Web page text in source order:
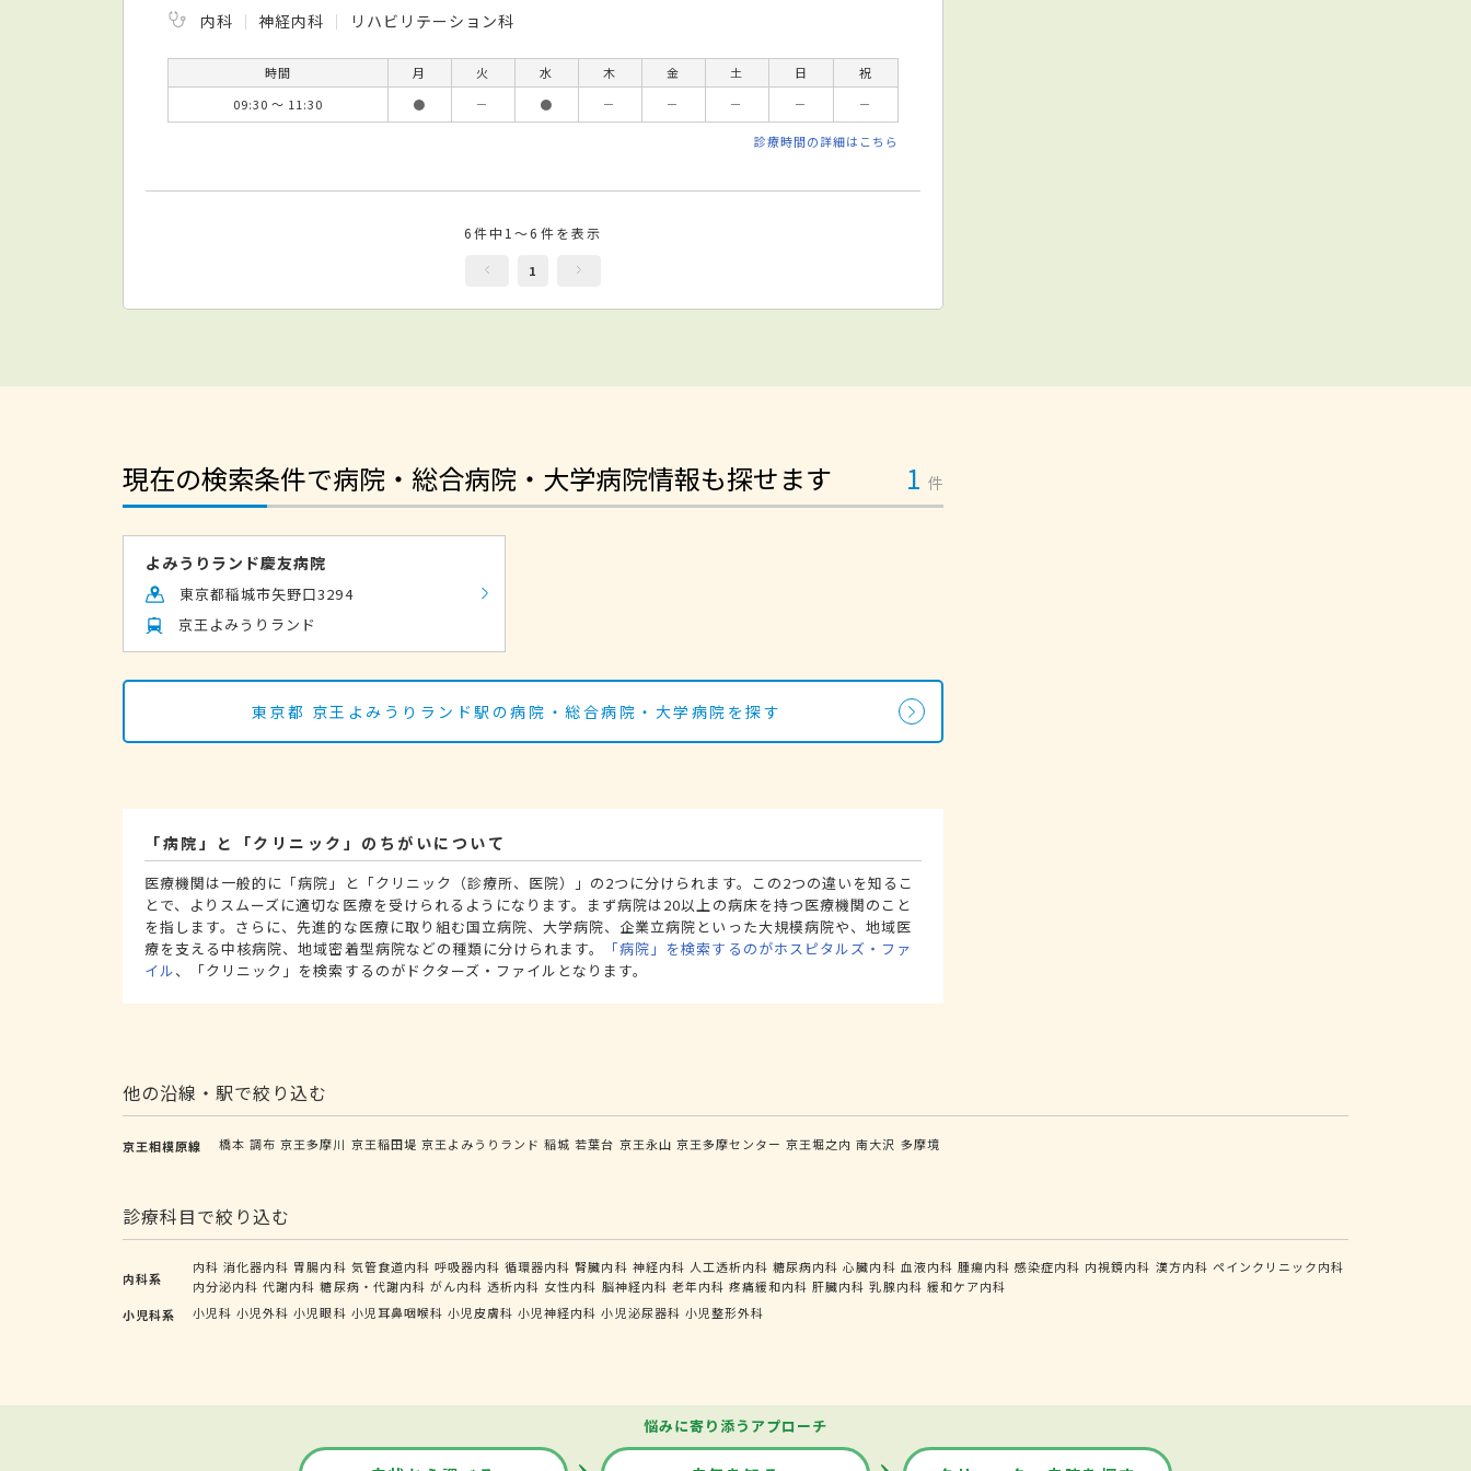
内科
神経内科 リハビリテーション科
時間 月 火 水 木 金 土 日
祝
09:30 ～ 11:30
● － ● － － － － －
診療時間の詳細はこちら
6件中1～6件を表示
1
現在の検索条件で病院・総合病院・大学病院情報も探せます 1 件
よみうりランド慶友病院
東京都稲城市矢野口3294
京王よみうりランド
東京都 京王よみうりランド駅の病院・総合病院・大学病院を探す
「病院」と「クリニック」のちがいについて
医療機関は一般的に「病院」と「クリニック（診療所、医院）」の2つに分けられます。この2つの違いを知るこ
とで、よりスムーズに適切な医療を受けられるようになります。まず病院は20以上の病床を持つ医療機関のこと
を指します。さらに、先進的な医療に取り組む国立病院、大学病院、企業立病院といった大規模病院や、地域医
療を支える中核病院、地域密着型病院などの種類に分けられます。
「病院」を検索するのがホスピタルズ・ファ
イル、「クリニック」を検索するのがドクターズ・ファイルとなります。
他の沿線・駅で絞り込む
京王相模原線 橋本 調布 京王多摩川 京王稲田堤 京王よみうりランド 稲城 若葉台 京王永山 京王多摩センター 京王堀之内 南大沢 多摩境
診療科目で絞り込む
内科系
内科 消化器内科 胃腸内科 気管食道内科 呼吸器内科 循環器内科 腎臓内科 神経内科 人工透析内科 糖尿病内科 心臓内科 血液内科 腫瘍内科 感染症内科 内視鏡内科 漢方内科 ペインクリニック内科
内分泌内科 代謝内科 糖尿病・代謝内科 がん内科 透析内科 女性内科 脳神経内科 老年内科 疼痛緩和内科 肝臓内科 乳腺内科 緩和ケア内科
小児科系
小児科 小児外科 小児眼科 小児耳鼻咽喉科 小児皮膚科 小児神経内科 小児泌尿器科 小児整形外科
悩みに寄り添うアプローチ